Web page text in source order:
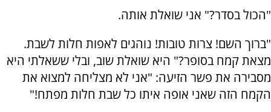
"הכול בסדר?" אני שואלת אותה.
"ברוך השם! צרות טובות! נוהגים לאפות חלות לשבת.
מצאת קמח בסופר?" היא שואלת שוב, ובלי ששאלתי היא
מסבירה את פשר הזיעה: "אני לא מצליחה למצוא את
הקמח הזה שאני אופה איתו כל שבת חלות מפתח!"